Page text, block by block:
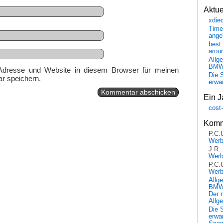
und Website in diesem Browser für meinen
speichern.
Die
Ein
J.R.
Der
Die